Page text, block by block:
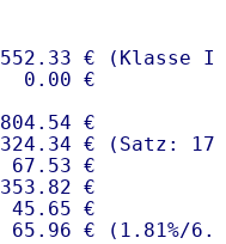
€ (Klasse I)
0.00 €
€
€ (Satz:
€
€
€
€ ( 1.81%/